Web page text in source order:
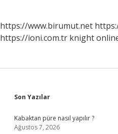
https://www.birumut.net
https://ioni.com.tr knight
Sidebar
Son Yazılar
Kabaktan püre nasıl yapılır ?
Ağustos 7, 2026